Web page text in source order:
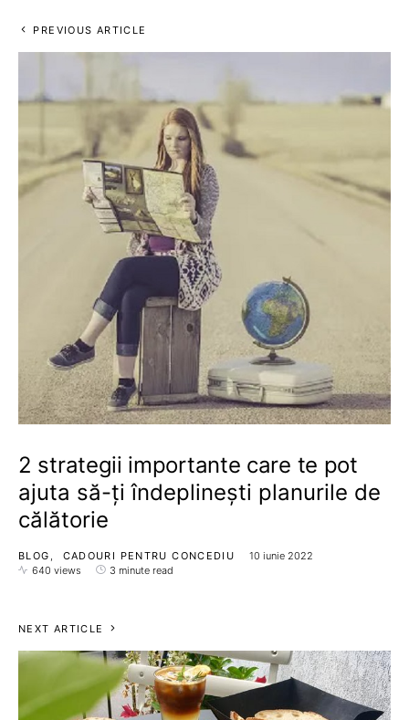
PREVIOUS ARTICLE
2 strategii importante care te pot
ajuta să-ți îndeplinești planurile de
călătorie
BLOG CADOURI PENTRU CONCEDIU
10 iunie 2022
640 views
3 minute read
NEXT ARTICLE